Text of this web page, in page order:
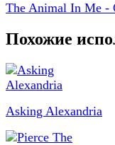
The Animal In Me -
Похожие
Asking Alexandria